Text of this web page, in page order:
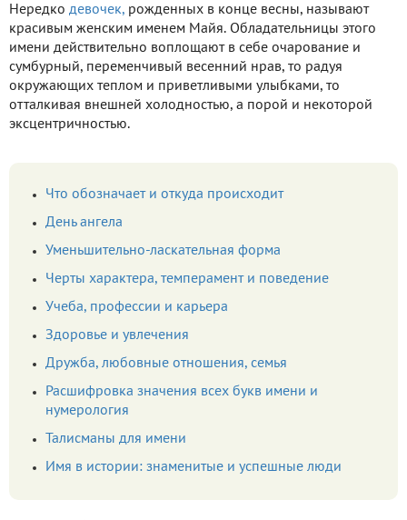
Нередко девочек, рожденных в конце весны, называют
красивым женским именем Майя. Обладательницы этого
имени действительно воплощают в себе очарование и
сумбурный, переменчивый весенний нрав, то радуя
окружающих теплом и приветливыми улыбками, то
отталкивая внешней холодностью, а порой и некоторой
эксцентричностью.
Что обозначает и откуда происходит
День ангела
Уменьшительно-ласкательная форма
Черты характера, темперамент и поведение
Учеба, профессии и карьера
Здоровье и увлечения
Дружба, любовные отношения, семья
Расшифровка значения всех букв имени и
нумерология
Талисманы для имени
Имя в истории: знаменитые и успешные люди